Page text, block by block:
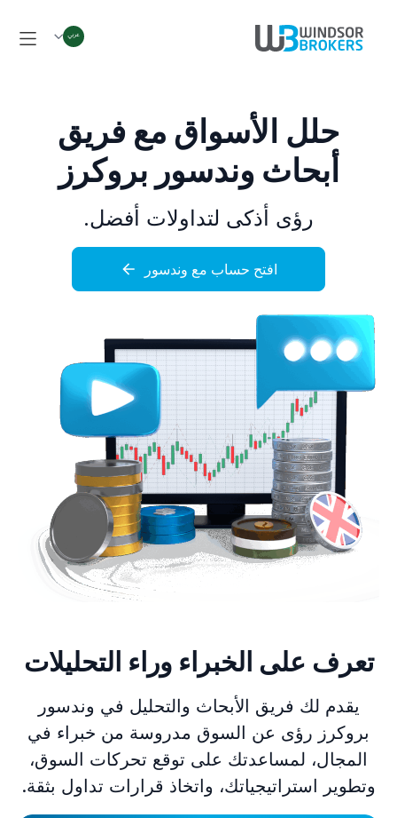
حلل الأسواق مع فريق
أبحاث وندسور بروكرز
رؤى أذكى لتداولات أفضل.
افتح حساب مع وندسور
تعرف على الخبراء وراء التحليلات
يقدم لك فريق الأبحاث والتحليل في وندسور
بروكرز رؤى عن السوق مدروسة من خبراء في
المجال، لمساعدتك على توقع تحركات السوق،
وتطوير استراتيجياتك، واتخاذ قرارات تداول بثقة.